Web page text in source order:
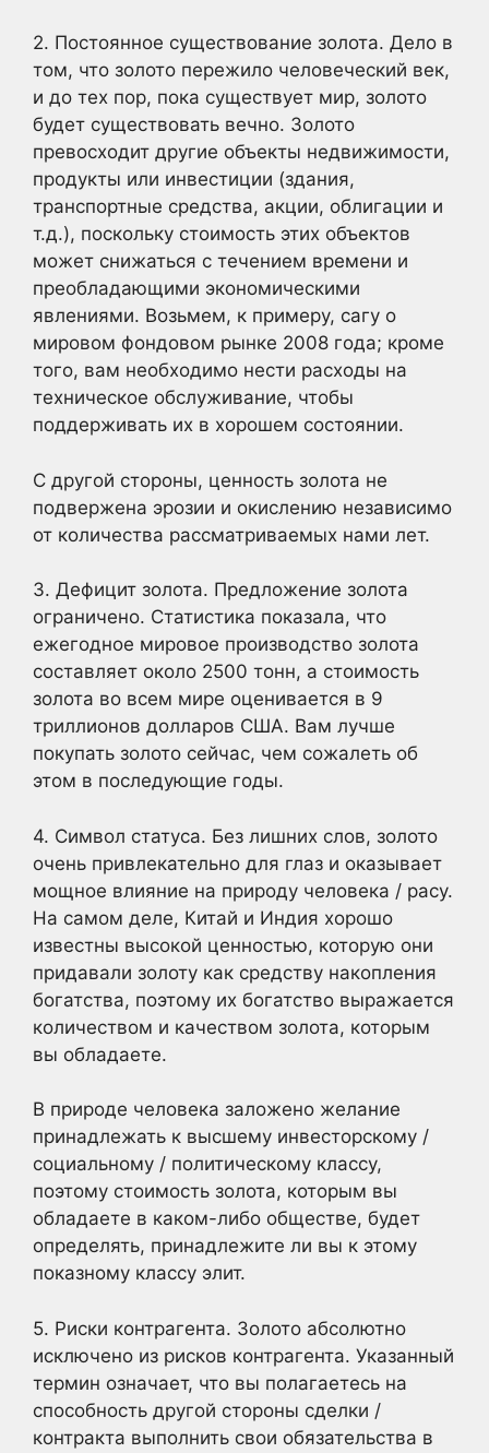
2. Постоянное существование золота. Дело в
том, что золото пережило человеческий век,
и до тех пор, пока существует мир, золото
будет существовать вечно. Золото
превосходит другие объекты недвижимости,
продукты или инвестиции (здания,
транспортные средства, акции, облигации и
т.д.), поскольку стоимость этих объектов
может снижаться с течением времени и
преобладающими экономическими
явлениями. Возьмем, к примеру, сагу о
мировом фондовом рынке 2008 года; кроме
того, вам необходимо нести расходы на
техническое обслуживание, чтобы
поддерживать их в хорошем состоянии.
С другой стороны, ценность золота не
подвержена эрозии и окислению независимо
от количества рассматриваемых нами лет.
3. Дефицит золота. Предложение золота
ограничено. Статистика показала, что
ежегодное мировое производство золота
составляет около 2500 тонн, а стоимость
золота во всем мире оценивается в 9
триллионов долларов США. Вам лучше
покупать золото сейчас, чем сожалеть об
этом в последующие годы.
4. Символ статуса. Без лишних слов, золото
очень привлекательно для глаз и оказывает
мощное влияние на природу человека / расу.
На самом деле, Китай и Индия хорошо
известны высокой ценностью, которую они
придавали золоту как средству накопления
богатства, поэтому их богатство выражается
количеством и качеством золота, которым
вы обладаете.
В природе человека заложено желание
принадлежать к высшему инвесторскому /
социальному / политическому классу,
поэтому стоимость золота, которым вы
обладаете в каком-либо обществе, будет
определять, принадлежите ли вы к этому
показному классу элит.
5. Риски контрагента. Золото абсолютно
исключено из рисков контрагента. Указанный
термин означает, что вы полагаетесь на
способность другой стороны сделки /
контракта выполнить свои обязательства в